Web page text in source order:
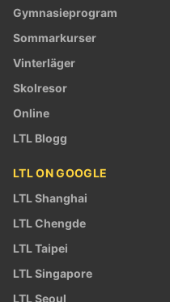
Gymnasieprogram
Sommarkurser
Vinterläger
Skolresor
Online
LTL Blogg
LTL ON GOOGLE
LTL Shanghai
LTL Chengde
LTL Taipei
LTL Singapore
LTL Seoul